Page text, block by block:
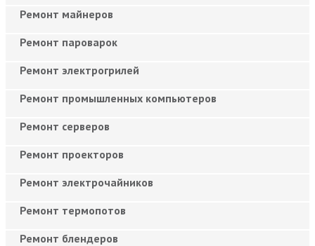
Ремонт майнеров
Ремонт пароварок
Ремонт электрогрилей
Ремонт промышленных компьютеров
Ремонт серверов
Ремонт проекторов
Ремонт электрочайников
Ремонт термопотов
Ремонт блендеров